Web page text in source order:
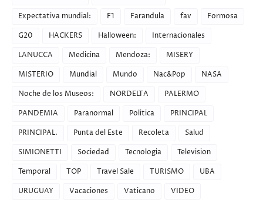
Expectativa mundial:
F1 Farandula fav
Formosa
G20
HACKERS Halloween:
Internacionales
LANUCCA
Medicina Mendoza:
MISERY
MISTERIO
Mundial Mundo Nac&Pop
NASA
Noche de los Museos:
NORDELTA
PALERMO
PANDEMIA
Paranormal Politica
PRINCIPAL
PRINCIPAL.
Punta del Este Recoleta
Salud
SIMIONETTI
Sociedad Tecnologia
Television
Temporal
TOP Travel Sale TURISMO
UBA
URUGUAY
Vacaciones Vaticano VIDEO